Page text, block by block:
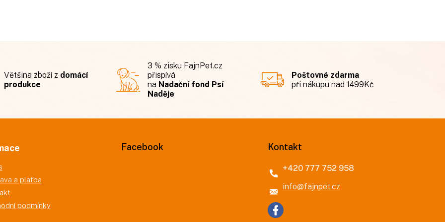
Většina zboží z domácí
produkce
3 % zisku FajnPet.cz
přispívá
na Nadační fond Psí
Naděje
Poštovné zdarma
při nákupu nad 1499Kč
a platba
podmínky
Facebook Kontakt
info@fajnpet.cz
+420 777 752 958